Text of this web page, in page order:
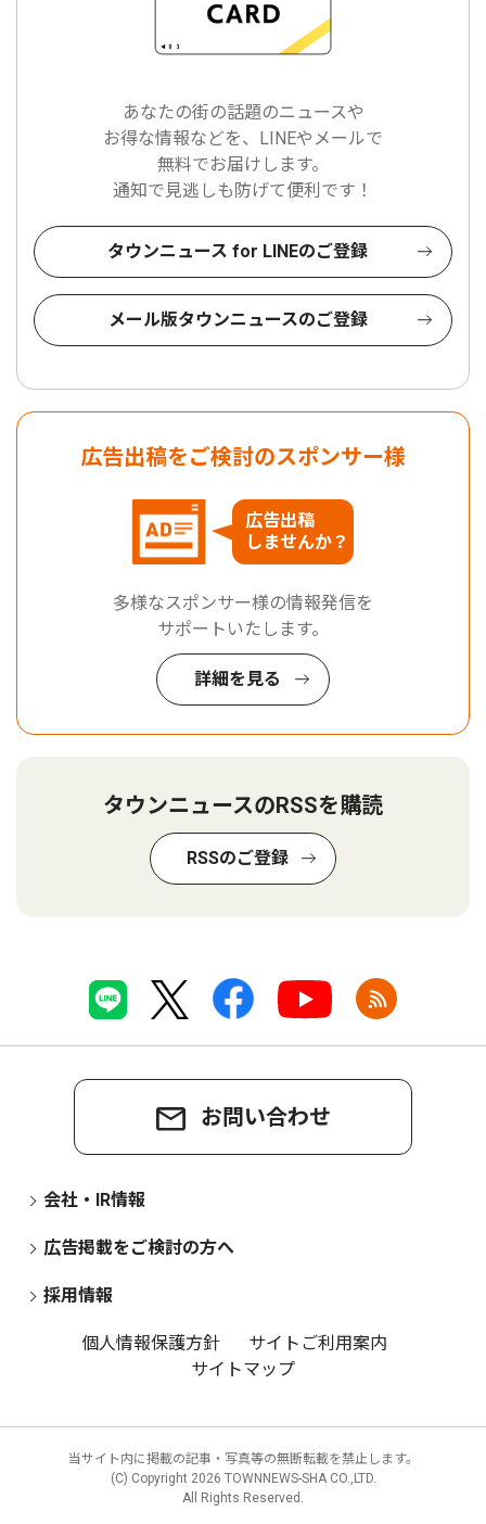
あなたの街の話題のニュースや
お得な情報などを、LINEやメールで
無料でお届けします。
通知で見逃しも防げて便利です！
タウンニュース for LINEのご登録
メール版タウンニュースのご登録
広告出稿をご検討のスポンサー様
広告出稿
しませんか？
多様なスポンサー様の情報発信を
サポートいたします。
詳細を見る
タウンニュースのRSSを購読
RSSのご登録
お問い合わせ
会社・IR情報
広告掲載をご検討の方へ
採用情報
個人情報保護方針
サイトご利用案内
サイトマップ
当サイト内に掲載の記事・写真等の無断転載を禁止します。
(C) Copyright 2026 TOWNNEWS-SHA CO.,LTD.
All Rights Reserved.